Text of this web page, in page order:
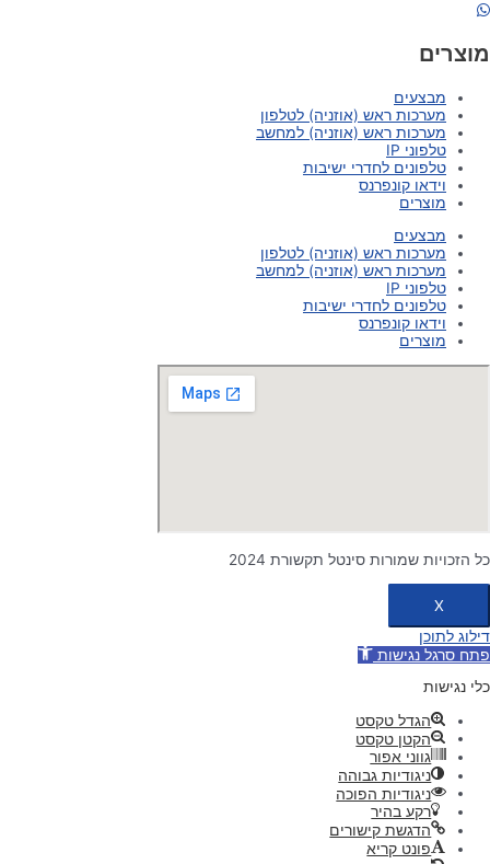
מוצרים
מבצעים
מערכות ראש (אוזניה) לטלפון
מערכות ראש (אוזניה) למחשב
טלפוני IP
טלפונים לחדרי ישיבות
וידאו קונפרנס
מוצרים
מבצעים
מערכות ראש (אוזניה) לטלפון
מערכות ראש (אוזניה) למחשב
טלפוני IP
טלפונים לחדרי ישיבות
וידאו קונפרנס
מוצרים
כל הזכויות שמורות סינטל תקשורת 2024
X
דילוג לתוכן
פתח סרגל נגישות
כלי נגישות
הגדל טקסט
הקטן טקסט
גווני אפור
ניגודיות גבוהה
ניגודיות הפוכה
רקע בהיר
הדגשת קישורים
פונט קריא